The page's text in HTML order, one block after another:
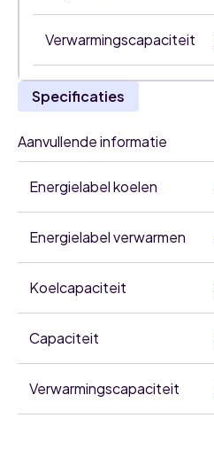
Verwarmingscapaciteit
Specificaties
Aanvullende informatie
Energielabel koelen
Energielabel verwarmen
Koelcapaciteit
Capaciteit
Verwarmingscapaciteit